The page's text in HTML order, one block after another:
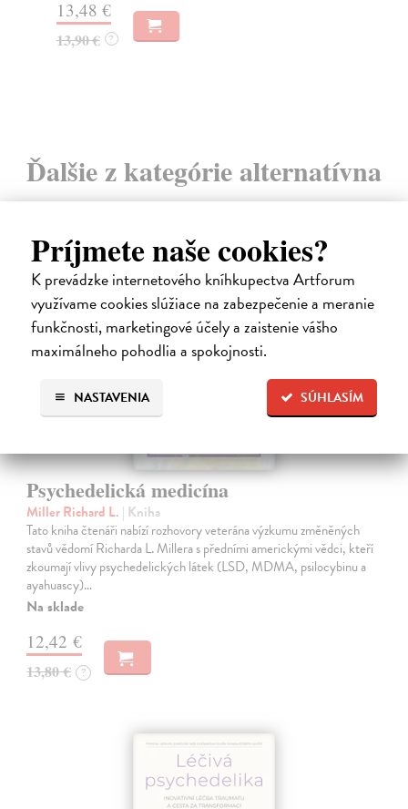
Príjmete naše cookies?
K prevádzke internetového kníhkupectva Artforum
využívame cookies slúžiace na zabezpečenie a meranie
funkčnosti, marketingové účely a zaistenie vášho
maximálneho pohodlia a spokojnosti.
SÚHLASÍM
NASTAVENIA
13,48 €
13,90 € ?
Ďalšie z kategórie alternatívna
medicína
na sklade
novinka
Psychedelická medicína
Miller Richard L. | Kniha
Tato kniha čtenáři nabízí rozhovory veterána výzkumu změněných
stavů vědomí Richarda L. Millera s předními americkými vědci, kteří
zkoumají vlivy psychedelických látek (LSD, MDMA, psilocybinu a
ayahuascy)…
Na sklade
12,42 €
13,80 € ?